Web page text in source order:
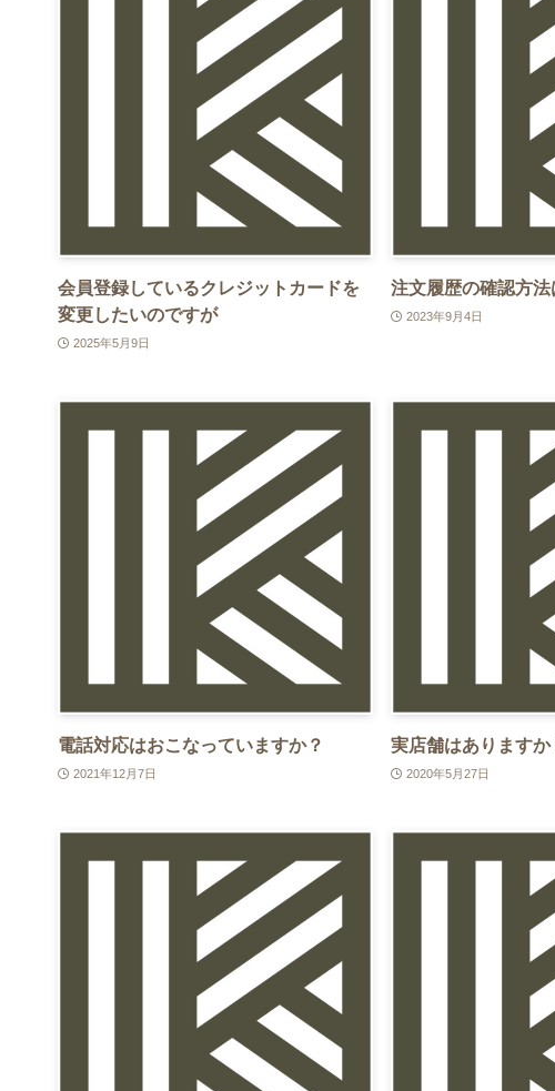
会員登録しているクレジットカードを
変更したいのですが
2025年5月9日
注文履歴の確認方法
2023年9月4日
電話対応はおこなっていますか？
2021年12月7日
実店舗はありますか
2020年5月27日